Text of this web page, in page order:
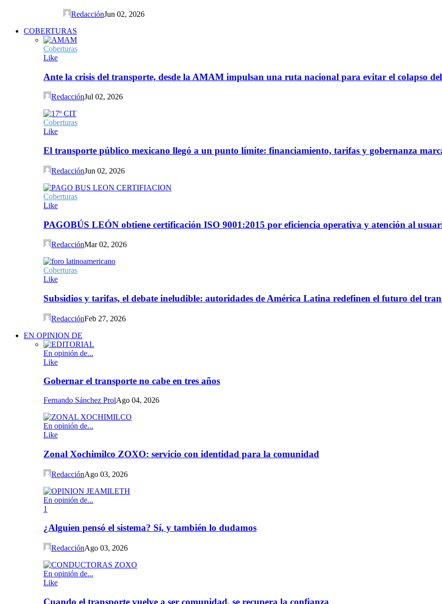
RedacciónJun 02, 2026
COBERTURAS
Coberturas
Like
Ante la crisis del transporte, desde la AMAM impulsan una ruta nacional para evitar el colapso del
RedacciónJul 02, 2026
Coberturas
Like
El transporte público mexicano llegó a un punto límite: financiamiento, tarifas y gobernanza
RedacciónJun 02, 2026
Coberturas
Like
PAGOBÚS LEÓN obtiene certificación ISO 9001:2015 por eficiencia operativa y atención al
RedacciónMar 02, 2026
Coberturas
Like
Subsidios y tarifas, el debate ineludible: autoridades de América Latina redefinen el futuro del
RedacciónFeb 27, 2026
EN OPINION DE
En opinión de...
Like
Gobernar el transporte no cabe en tres años
Fernando Sánchez ProlAgo 04, 2026
En opinión de...
Like
Zonal Xochimilco ZOXO: servicio con identidad para la comunidad
RedacciónAgo 03, 2026
En opinión de...
1
¿Alguien pensó el sistema? Sí, y también lo dudamos
RedacciónAgo 03, 2026
En opinión de...
Like
Cuando el transporte vuelve a ser comunidad, se recupera la confianza